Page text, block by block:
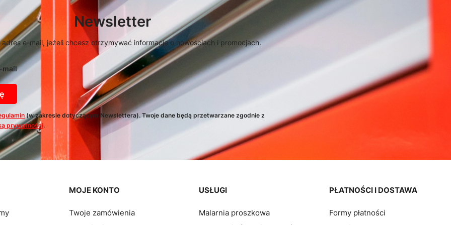
Newsletter
adres e-mail, jeżeli chcesz otrzymywać informacje o nowościach i promocjach.
mail
(w zakresie dotyczącym Newslettera). Twoje dane będą przetwarzane zgodnie z
prywatności.
MOJE KONTO
Twoje zamówienia
USŁUGI
Malarnia proszkowa
PŁATNOŚCI I DOSTAWA
Formy płatności